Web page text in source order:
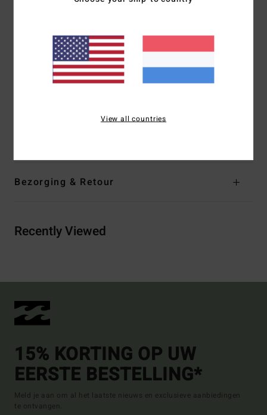
100% biologisch katoen [160 g/m2]
Halslijn:Ronde hals
Mouwen:korte mouwen
Branding:Zacht aanvoelende zeefdruk op de voor- en
achterkant
Bezorging & Retour
Recently Viewed
15% KORTING OP UW
EERSTE BESTELLING*
Meld je aan om al het laatste nieuws en exclusieve aanbiedingen
te ontvangen.
View all countries